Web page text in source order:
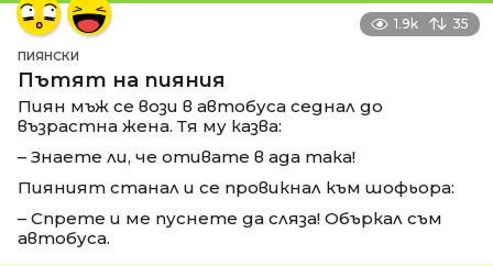
1.9k 35
ПИЯНСКИ
Пътят на пияния
Пиян мъж се вози в автобуса седнал до
възрастна жена. Тя му казва:
– Знаете ли, че отивате в ада така!
Пияният станал и се провикнал към шофьора:
– Спрете и ме пуснете да сляза! Объркал съм
автобуса.